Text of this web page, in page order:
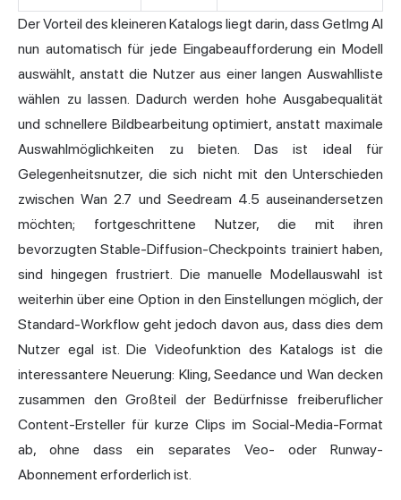
Der Vorteil des kleineren Katalogs liegt darin, dass GetImg AI
nun automatisch für jede Eingabeaufforderung ein Modell
auswählt, anstatt die Nutzer aus einer langen Auswahlliste
wählen zu lassen. Dadurch werden hohe Ausgabequalität
und schnellere Bildbearbeitung optimiert, anstatt maximale
Auswahlmöglichkeiten zu bieten. Das ist ideal für
Gelegenheitsnutzer, die sich nicht mit den Unterschieden
zwischen Wan 2.7 und Seedream 4.5 auseinandersetzen
möchten; fortgeschrittene Nutzer, die mit ihren
bevorzugten Stable-Diffusion-Checkpoints trainiert haben,
sind hingegen frustriert. Die manuelle Modellauswahl ist
weiterhin über eine Option in den Einstellungen möglich, der
Standard-Workflow geht jedoch davon aus, dass dies dem
Nutzer egal ist. Die Videofunktion des Katalogs ist die
interessantere Neuerung: Kling, Seedance und Wan decken
zusammen den Großteil der Bedürfnisse freiberuflicher
Content-Ersteller für kurze Clips im Social-Media-Format
ab, ohne dass ein separates Veo- oder Runway-
Abonnement erforderlich ist.